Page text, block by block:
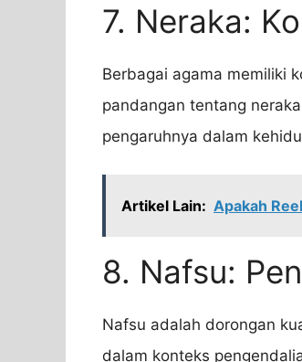
7. Neraka:
Berbagai agama memiliki
pandangan tentang
pengaruhnya dalam
Artikel Lain: Apakah
8. Nafsu:
Nafsu adalah dorongan
dalam konteks